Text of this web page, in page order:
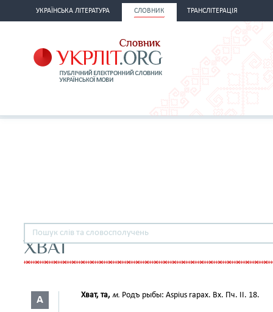
УКРАЇНСЬКА ЛІТЕРАТУРА СЛОВНИК ТРАНСЛІТЕРАЦІЯ
ХВАТ
А Хват, та, м. Родъ рыбы: Aspius rapax. Вх. Пч. II. 18.